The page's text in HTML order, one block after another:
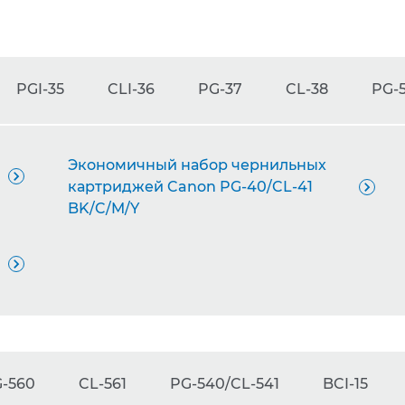

Экономичный набор чернильных
картриджей Canon PG-40/CL-41
BK/C/M/Y


PGI-35 CLI-36 PG-37 CL-38 PG-
560 CL-561 PG-540/CL-541 BCI-15